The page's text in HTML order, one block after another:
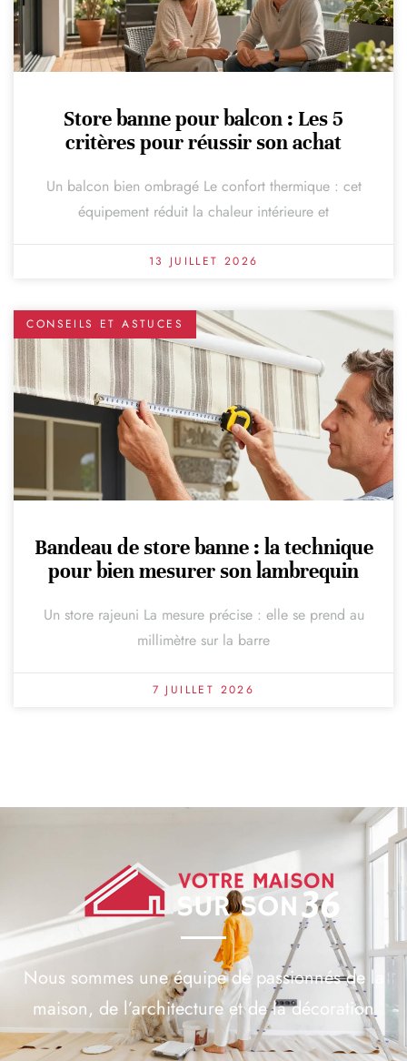
Store banne pour balcon : Les 5
critères pour réussir son achat
Un balcon bien ombragé Le confort thermique : cet
équipement réduit la chaleur intérieure et
13 JUILLET 2026
CONSEILS ET ASTUCES
Bandeau de store banne : la technique
pour bien mesurer son lambrequin
Un store rajeuni La mesure précise : elle se prend au
millimètre sur la barre
7 JUILLET 2026
Nous sommes une équipe de passionnés de la
maison, de l’architecture et de la décoration